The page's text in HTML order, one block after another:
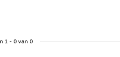
1- 0van 0